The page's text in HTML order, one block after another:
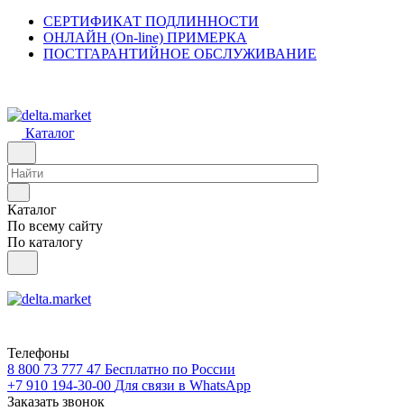
СЕРТИФИКАТ ПОДЛИННОСТИ
ОНЛАЙН (On-line) ПРИМЕРКА
ПОСТГАРАНТИЙНОЕ ОБСЛУЖИВАНИЕ
Каталог
Каталог
По всему сайту
По каталогу
Телефоны
8 800 73 777 47 Бесплатно по России
+7 910 194-30-00 Для связи в WhatsApp
Заказать звонок